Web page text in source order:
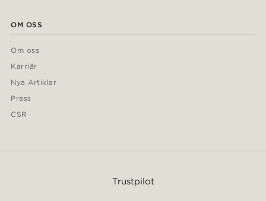
OM OSS
Om oss
Karriär
Nya Artiklar
Press
CSR
Trustpilot